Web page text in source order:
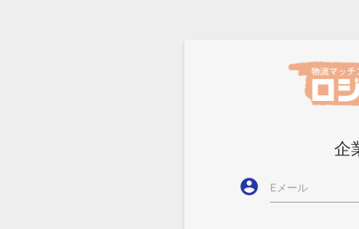
企
account_circle Eメール